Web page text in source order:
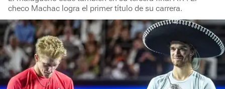
checo Machac logra el primer título de su carrera.